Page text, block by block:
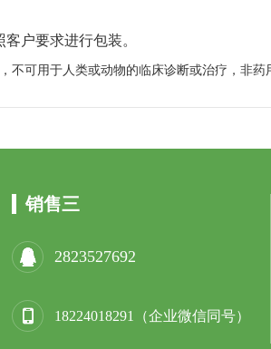
客户要求进行包装。
可用于人类或动物的临床诊断或治疗，非药
销售三
2823527692
18224018291（企业微信同号）